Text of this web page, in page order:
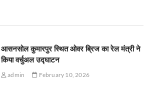
आसनसोल कुमारपुर स्थित ओवर ब्रिज का रेल मंत्री ने
किया वर्चुअल उद्घाटन
admin February 10, 2026